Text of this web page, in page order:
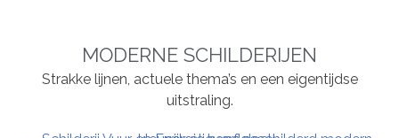
MODERNE SCHILDERIJEN
Strakke lijnen, actuele thema’s en een eigentijdse
uitstraling.